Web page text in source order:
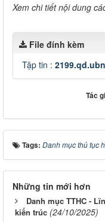
Xem chi tiết nội dung
File đính kèm
Tập tin :
Tác
Tags: Danh mục thủ tục
Những tin mới hơn
Danh mục TTHC -
kiến trúc (24/10/2025)